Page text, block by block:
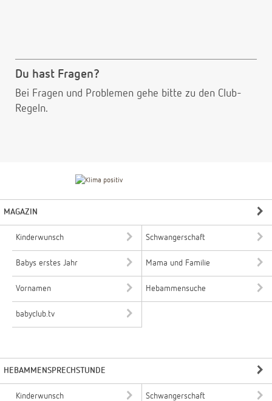
Du hast Fragen?
Bei Fragen und Problemen gehe bitte zu den Club-
Regeln.
MAGAZIN
Kinderwunsch Schwangerschaft
Babys erstes Jahr Mama und Familie
Vornamen Hebammensuche
babyclub.tv
HEBAMMENSPRECHSTUNDE
Kinderwunsch Schwangerschaft